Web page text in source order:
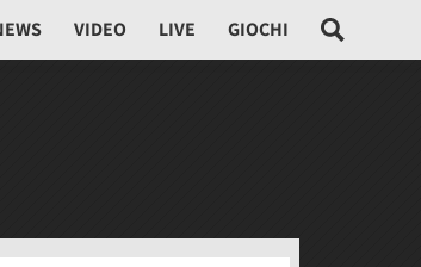
VIDEO LIVE GIOCHI